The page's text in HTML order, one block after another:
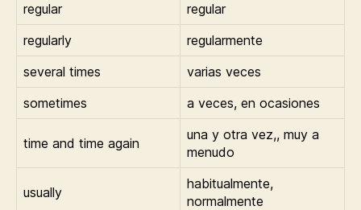
regular
regular
regularly
regularmente
several times
varias veces
sometimes
a veces, en ocasiones
time and time again
una y otra vez,, muy a
menudo
usually
habitualmente,
normalmente